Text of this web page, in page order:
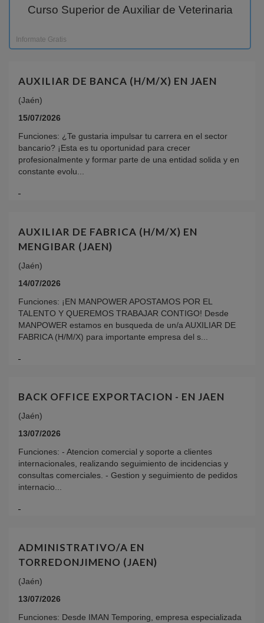
Curso Superior de Auxiliar de Veterinaria
Informate Gratis
AUXILIAR DE BANCA (H/M/X) EN JAEN
(Jaén)
15/07/2026
Funciones: ¿Te gustaria impulsar tu carrera en el sector
bancario? ¡Esta es tu oportunidad para crecer
profesionalmente y formar parte de una entidad solida y en
constante evolu...
AUXILIAR DE FABRICA (H/M/X) EN
MENGIBAR (JAEN)
(Jaén)
14/07/2026
Funciones: ¡EN MANPOWER APOSTAMOS POR EL
TALENTO Y QUEREMOS TRABAJAR CONTIGO! Desde
MANPOWER estamos en busqueda de un/a AUXILIAR DE
FABRICA (H/M/X) para importante empresa del s...
BACK OFFICE EXPORTACION - EN JAEN
(Jaén)
13/07/2026
Funciones: - Atencion comercial y soporte a clientes
internacionales, realizando seguimiento de incidencias y
consultas comerciales. - Gestion y seguimiento de pedidos
internacio...
ADMINISTRATIVO/A EN
TORREDONJIMENO (JAEN)
(Jaén)
13/07/2026
Funciones: Desde IMAN Temporing, empresa especializada